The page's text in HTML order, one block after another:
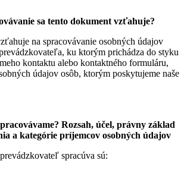
sa tento dokument vzťahuje?
na spracovávanie osobných údajov
ku ktorým prichádza do styku
kontaktu alebo kontaktného formuláru,
údajov osôb, ktorým poskytujeme naše
Rozsah, účel, právny základ
a kategórie príjemcov osobných údajov
spracúva sú: